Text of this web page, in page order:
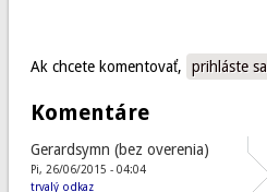
Ak chcete komentovať, prihláste sa
Komentáre
Gerardsymn (bez overenia)
Pi, 26/06/2015 - 04:04
trvalý odkaz